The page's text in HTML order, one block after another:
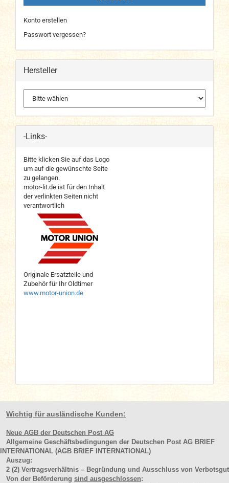
Konto erstellen
Passwort vergessen?
Hersteller
-Links-
Bitte klicken Sie auf das Logo
um auf die gewünschte Seite
zu gelangen.
motor-lit.de ist für den Inhalt
der verlinkten Seiten nicht
verantwortlich
Originale Ersatzteile und
Zubehör für Ihr Oldtimer
www.motor-union.de
Wichtig für ausländische Kunden:
Neue AGB der Deutschen Post AG
Allgemeine Geschäftsbedingungen der Deutschen Post AG BRIEF
INTERNATIONAL (AGB BRIEF INTERNATIONAL)
Auszug:
2 (2) Vertragsverhältnis – Begründung und Ausschluss von Verbotsgut
Von der Beförderung sind ausgeschlossen: